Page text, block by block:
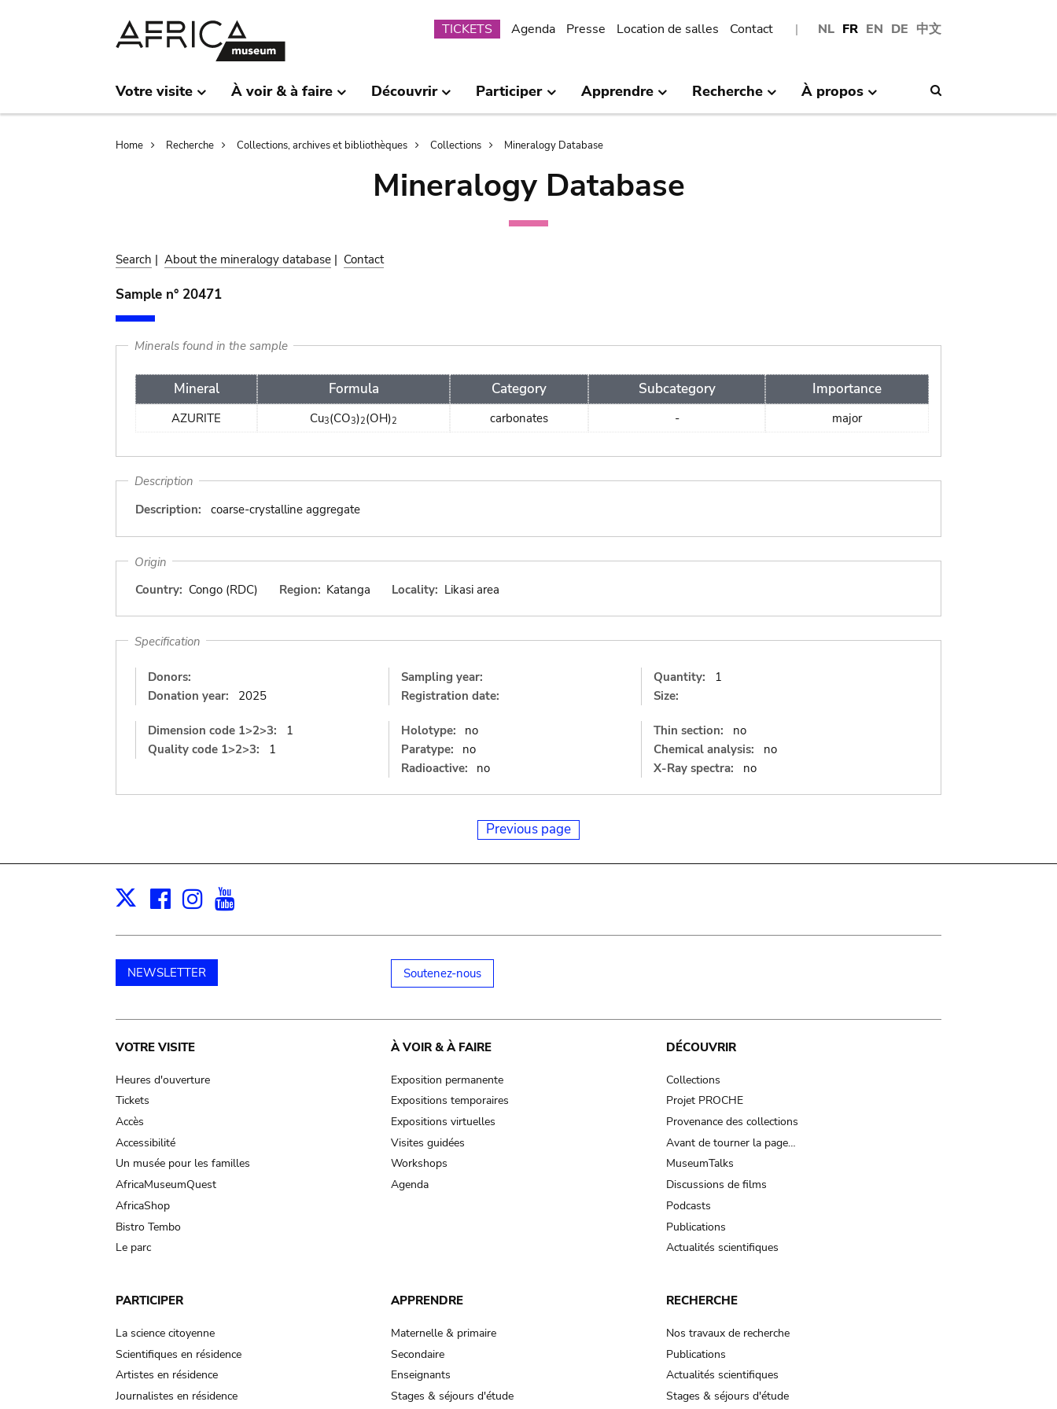
NL FR EN DE 中文
Submenu
TICKETS Agenda Presse Location de salles Contact
Votre visite À voir & à faire Découvrir Participer Apprendre Recherche À propos
Breadcrumb
Home Recherche Collections, archives et bibliothèques Collections Mineralogy Database
Mineralogy Database
Search | About the mineralogy database | Contact
Sample n° 20471
Minerals found in the sample
Mineral Formula Category Subcategory Importance
AZURITE Cu3(CO3)2(OH)2 carbonates - major
Description
Description:
coarse-crystalline aggregate
Origin
Country: Congo (RDC) Region: Katanga Locality: Likasi area
Specification
Donors:
Donation year:
2025
Sampling year:
Registration date:
Quantity:
1
Size:
Dimension code 1>2>3:
1
Quality code 1>2>3:
1
Holotype:
no
Paratype:
no
Radioactive:
no
Thin section:
no
Chemical analysis:
no
X-Ray spectra:
no
Previous page
X Facebook
Instagram
NEWSLETTER Soutenez-nous
Main
navigation
VOTRE VISITE
Heures d'ouverture
Tickets
Accès
Accessibilité
Un musée pour les familles
AfricaMuseumQuest
AfricaShop
Bistro Tembo
Le parc
À VOIR & À FAIRE
Exposition permanente
Expositions temporaires
Expositions virtuelles
Visites guidées
Workshops
Agenda
DÉCOUVRIR
Collections
Projet PROCHE
Provenance des collections
Avant de tourner la page…
MuseumTalks
Discussions de films
Podcasts
Publications
Actualités scientifiques
PARTICIPER
La science citoyenne
Scientifiques en résidence
Artistes en résidence
Journalistes en résidence
APPRENDRE
Maternelle & primaire
Secondaire
Enseignants
Stages & séjours d'étude
RECHERCHE
Nos travaux de recherche
Publications
Actualités scientifiques
Stages & séjours d'étude